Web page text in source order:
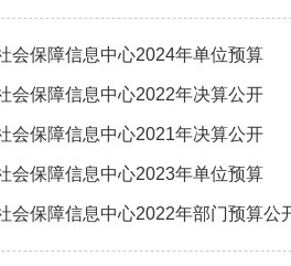
会保障信息中心2024年单位预算
会保障信息中心2022年决算公开
会保障信息中心2021年决算公开
会保障信息中心2023年单位预算
会保障信息中心2022年部门预算公